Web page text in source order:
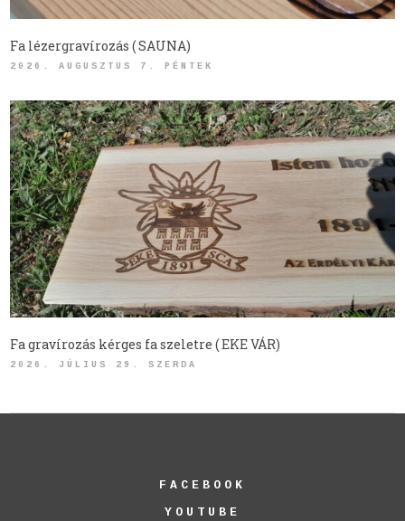
Fa lézergravírozás ( SAUNA)
2026. AUGUSZTUS 7. PÉNTEK
Fa gravírozás kérges fa szeletre ( EKE VÁR)
2026. JÚLIUS 29. SZERDA
FACEBOOK
YOUTUBE